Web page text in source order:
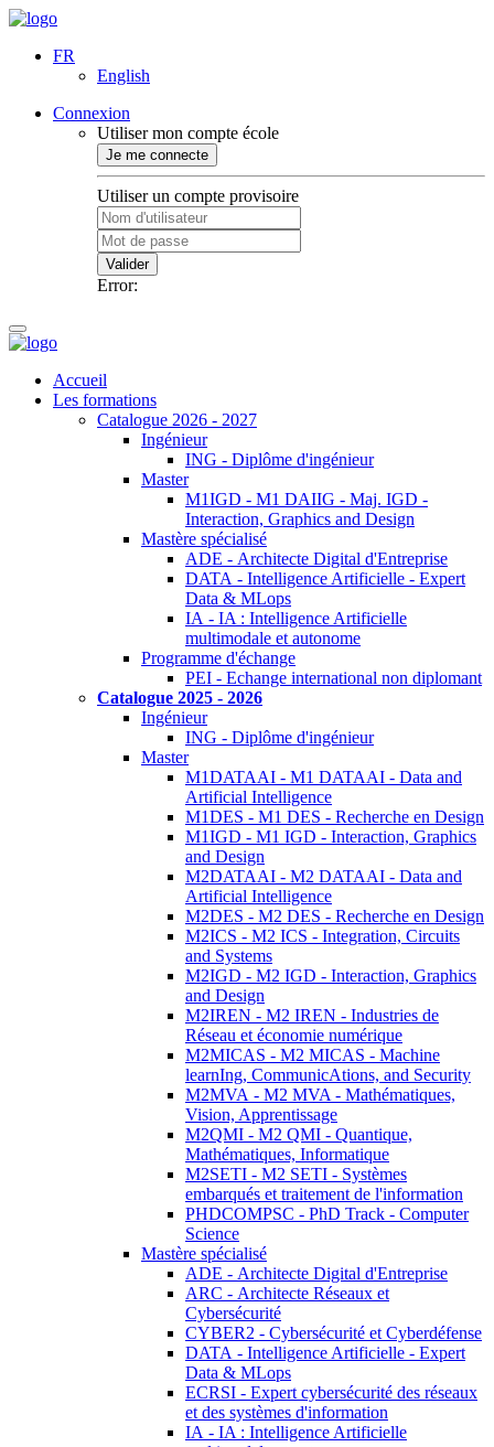
FR
English
Connexion
Utiliser mon compte école
Je me connecte
Utiliser un compte provisoire
Valider
Error:
Accueil
Les formations
Catalogue 2026 - 2027
Ingénieur
ING - Diplôme d'ingénieur
Master
M1IGD - M1 DAIIG - Maj. IGD -
Interaction, Graphics and Design
Mastère spécialisé
ADE - Architecte Digital d'Entreprise
DATA - Intelligence Artificielle - Expert
Data & MLops
IA - IA : Intelligence Artificielle
multimodale et autonome
Programme d'échange
PEI - Echange international non diplomant
Catalogue 2025 - 2026
Ingénieur
ING - Diplôme d'ingénieur
Master
M1DATAAI - M1 DATAAI - Data and
Artificial Intelligence
M1DES - M1 DES - Recherche en Design
M1IGD - M1 IGD - Interaction, Graphics
and Design
M2DATAAI - M2 DATAAI - Data and
Artificial Intelligence
M2DES - M2 DES - Recherche en Design
M2ICS - M2 ICS - Integration, Circuits
and Systems
M2IGD - M2 IGD - Interaction, Graphics
and Design
M2IREN - M2 IREN - Industries de
Réseau et économie numérique
M2MICAS - M2 MICAS - Machine
learnIng, CommunicAtions, and Security
M2MVA - M2 MVA - Mathématiques,
Vision, Apprentissage
M2QMI - M2 QMI - Quantique,
Mathématiques, Informatique
M2SETI - M2 SETI - Systèmes
embarqués et traitement de l'information
PHDCOMPSC - PhD Track - Computer
Science
Mastère spécialisé
ADE - Architecte Digital d'Entreprise
ARC - Architecte Réseaux et
Cybersécurité
CYBER2 - Cybersécurité et Cyberdéfense
DATA - Intelligence Artificielle - Expert
Data & MLops
ECRSI - Expert cybersécurité des réseaux
et des systèmes d'information
IA - IA : Intelligence Artificielle